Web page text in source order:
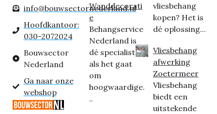
info@bouwsectornederland.nl
Hoofdkantoor:
030-2072024
Bouwsector
Nederland
Ga naar onze
webshop
Wanddecorati
e
Behangservice
Nederland is
dé specialist
als het gaat
om
hoogwaardige.
..
vliesbehang
kopen? Het is
dé oplossing...
Vliesbehang
afwerking
Zoetermeer
Vliesbehang
biedt een
uitstekende